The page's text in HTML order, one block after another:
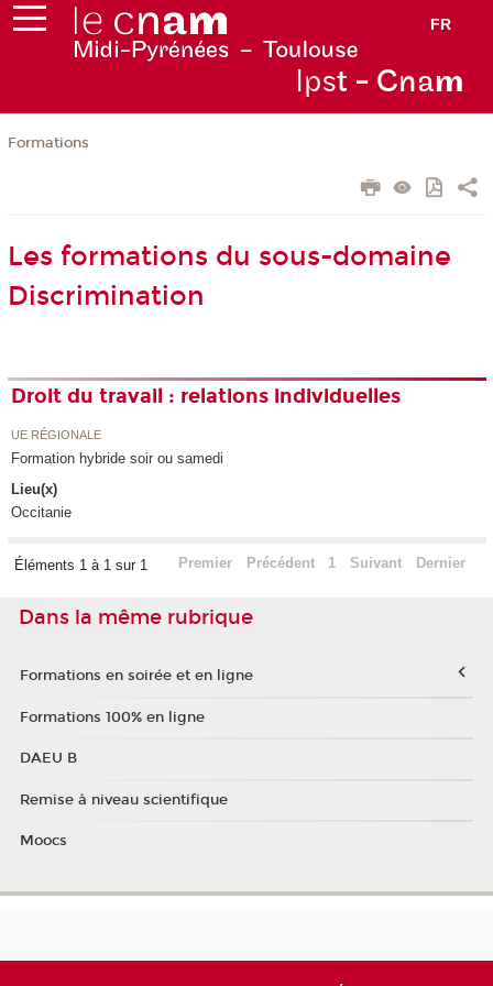
FR
Ipst - Cnam
Formations
Les formations du sous-domaine
Discrimination
Droit du travail : relations individuelles
UE RÉGIONALE
Formation hybride soir ou samedi
Lieu(x)
Occitanie
Éléments 1 à 1 sur 1 Premier Précédent 1 Suivant Dernier
Dans la même rubrique
Formations en soirée et en ligne
Formations 100% en ligne
DAEU B
Remise à niveau scientifique
Moocs